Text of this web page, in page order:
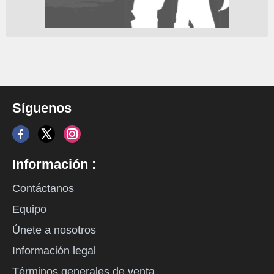
Síguenos
Información :
Contáctanos
Equipo
Únete a nosotros
Información legal
Términos generales de venta